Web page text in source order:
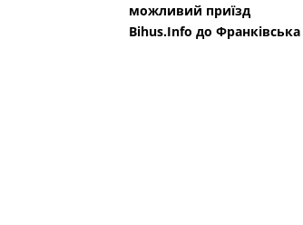
можливий приїзд
Bihus.Info до Франківська